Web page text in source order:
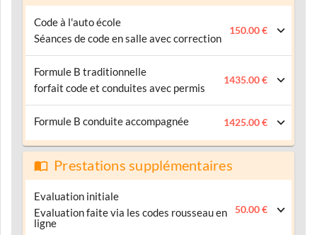
Code à l'auto école
Séances de code en salle avec correction
150.00 €
Formule B traditionnelle
forfait code et conduites avec permis
1435.00 €
Formule B conduite accompagnée 1425.00 €
Prestations supplémentaires
Evaluation initiale
Evaluation faite via les codes rousseau en
ligne
50.00 €